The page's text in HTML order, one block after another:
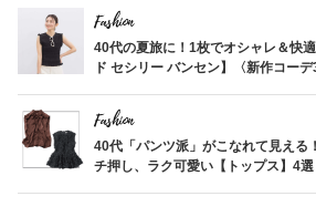
Fashion
40代の夏旅に！1枚でオシャレ＆快
ド セシリー バンセン】〈新作コーデ
Fashion
40代「パンツ派」がこなれて見える
チ押し、ラク可愛い【トップス】4選